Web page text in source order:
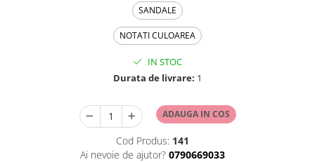
SANDALE
NOTATI CULOAREA
IN STOC
Durata de livrare: 1
ADAUGA IN COS
Cod Produs: 141
Ai nevoie de ajutor? 0790669033